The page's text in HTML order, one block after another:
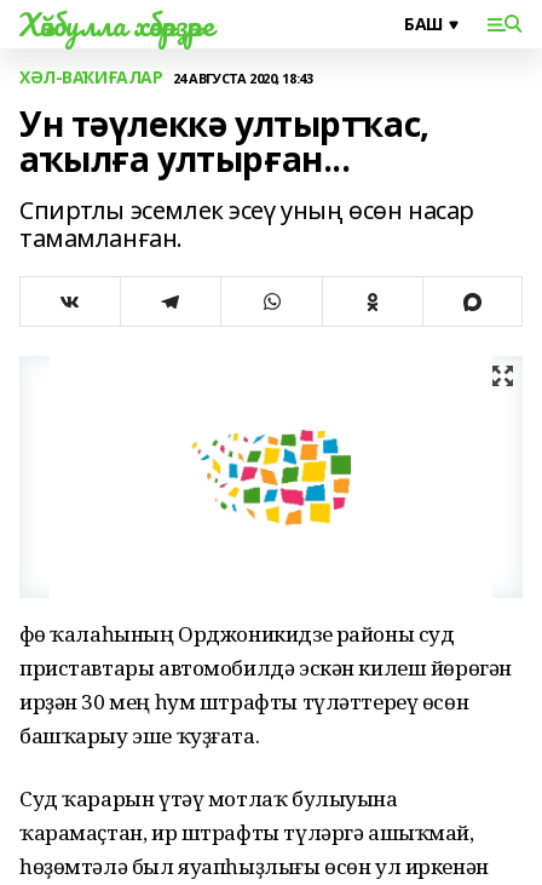
Хәйбулла хәбәрҙәре
ХӘЛ-ВАҠИҒАЛАР 24 АВГУСТА 2020, 18:43
Ун тәүлеккә ултыртҡас,
аҡылға ултырған...
Спиртлы эсемлек эсеү уның өсөн насар
тамамланған.
Өфө ҡалаһының Орджоникидзе районы суд
приставтары автомобилдә эскән килеш йөрөгән
ирҙән 30 мең һум штрафты түләттереү өсөн
башҡарыу эше ҡуҙғата.
Суд ҡарарын үтәү мотлаҡ булыуына
ҡарамаҫтан, ир штрафты түләргә ашыҡмай,
һөҙөмтәлә был яуапһыҙлығы өсөн ул иркенән